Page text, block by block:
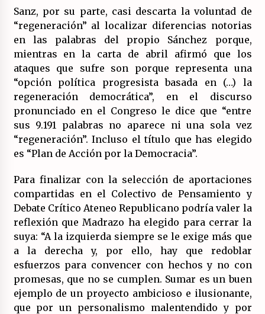
Sanz, por su parte, casi descarta la voluntad de
“regeneración” al localizar diferencias notorias
en las palabras del propio Sánchez porque,
mientras en la carta de abril afirmó que los
ataques que sufre son porque representa una
“opción política progresista basada en (…) la
regeneración democrática”, en el discurso
pronunciado en el Congreso le dice que “entre
sus 9.191 palabras no aparece ni una sola vez
“regeneración”. Incluso el título que has elegido
es “Plan de Acción por la Democracia”.
Para finalizar con la selección de aportaciones
compartidas en el Colectivo de Pensamiento y
Debate Crítico Ateneo Republicano podría valer la
reflexión que Madrazo ha elegido para cerrar la
suya: “A la izquierda siempre se le exige más que
a la derecha y, por ello, hay que redoblar
esfuerzos para convencer con hechos y no con
promesas, que no se cumplen. Sumar es un buen
ejemplo de un proyecto ambicioso e ilusionante,
que por un personalismo malentendido y por